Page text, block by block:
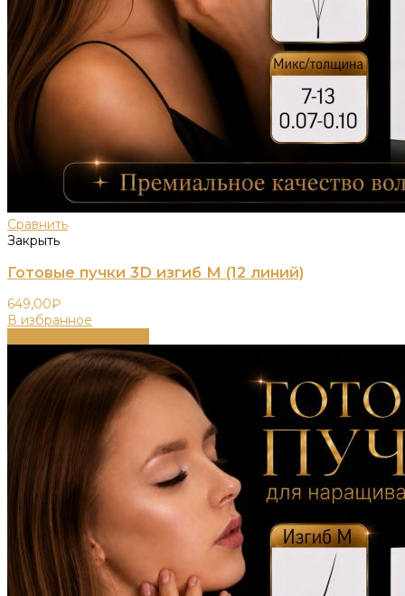
Сравнить
Закрыть
Готовые пучки 3D изгиб M (12 линий)
649,00₽
В избранное